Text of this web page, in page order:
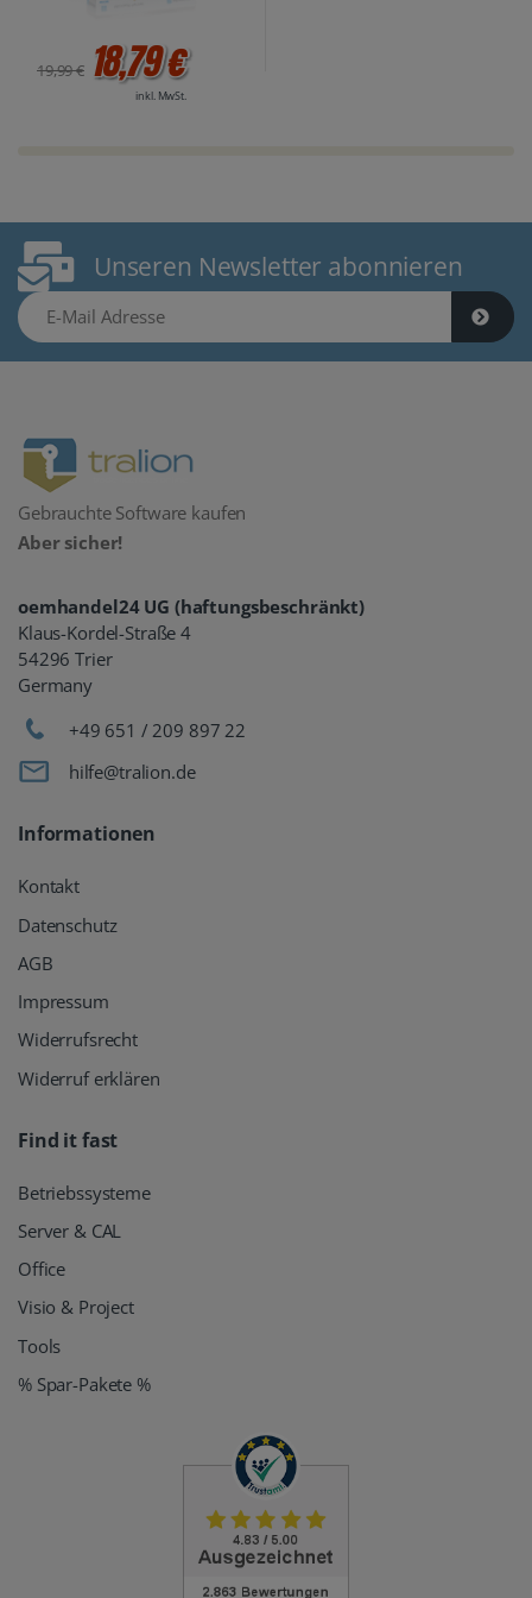
19,99 € 18,79 €
inkl. MwSt.
Unseren Newsletter abonnieren
E-Mail Adresse
Gebrauchte Software kaufen
Aber sicher!
oemhandel24 UG (haftungsbeschränkt)
Klaus-Kordel-Straße 4
54296 Trier
Germany
+49 651 / 209 897 22
hilfe@tralion.de
Informationen
Kontakt
Datenschutz
AGB
Impressum
Widerrufsrecht
Widerruf erklären
Find it fast
Betriebssysteme
Server & CAL
Office
Visio & Project
Tools
% Spar-Pakete %